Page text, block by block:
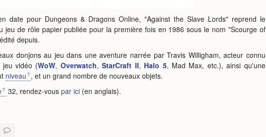
date pour Dungeons & Dragons Online, "Against the Slave Lords" reprend le
jeu de rôle papier publiée pour la première fois en 1986 sous le nom "Scourge of
depuis.
donjons au jeu dans une aventure narrée par Travis Willigham, acteur connu
jeu vidéo (WoW, Overwatch,StarCraft II, Halo 5, Mad Max, etc.), ainsi qu'une
niveau , et un grand nombre de nouveaux objets.
32, rendez-vous par ici (en anglais).